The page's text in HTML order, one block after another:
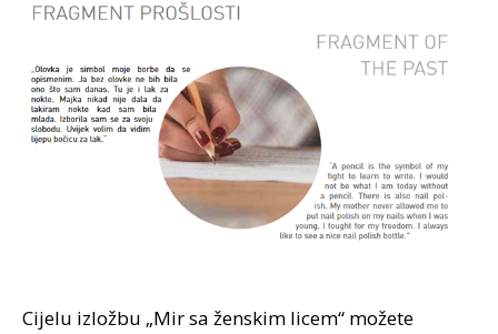
Cijelu izložbu „Mir sa ženskim licem“ možete